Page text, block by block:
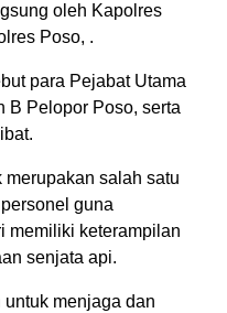
oleh Kapolres
Poso, .
para Pejabat Utama
B Pelopor Poso, serta
salah satu
guna
memiliki keterampilan
senjata api.
menjaga dan